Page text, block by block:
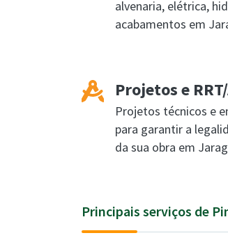
alvenaria, elétrica,
acabamentos em
Projetos e
Projetos técnicos e
para garantir a
da sua obra em
Principais serviços de